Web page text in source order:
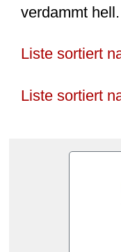
verdammt hell.
Liste sortiert
Liste sortiert